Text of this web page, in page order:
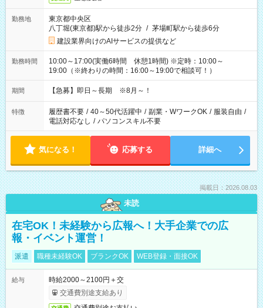
勤務地
東京都中央区
八丁堀(東京都)駅から徒歩2分 / 茅場町駅から徒歩6分
建設業界向けのAIサービスの提供など
勤務時間
10:00～17:00(実働6時間 休憩1時間) ※定時：10:00～
19:00（※終わりの時間：16:00～19:00で相談可！）
期間 【急募】即日～長期 ※8月～！
特徴 履歴書不要 / 40～50代活躍中 / 副業・WワークOK / 服装自由 /
電話対応なし / パソコンスキル不要
気になる！ 応募する 詳細へ
掲載日：2026.08.03
未読
在宅OK！未経験から広報へ！大手企業での広
報・イベント運営！
派遣 職種未経験OK ブランクOK WEB登録・面接OK
給与
時給2000～2100円＋交
交通費別途支給あり